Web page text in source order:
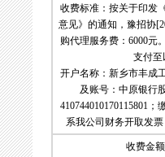
收费标准：按关于印发
意见》的通知，豫招协
购代理服务费：6000元
支付至
开户名称：新乡市丰成
及账号：中原银行
410744010170115801
系我公司财务开取发票
收费金